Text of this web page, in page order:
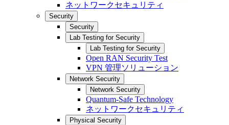
ネットワークセキュリティ
Security
Security
Lab Testing for Security
Lab Testing for Security
Open RAN Security Test
VPN 管理ソリューション
Network Security
Network Security
Quantum-Safe Technology
ネットワークセキュリティ
Physical Security